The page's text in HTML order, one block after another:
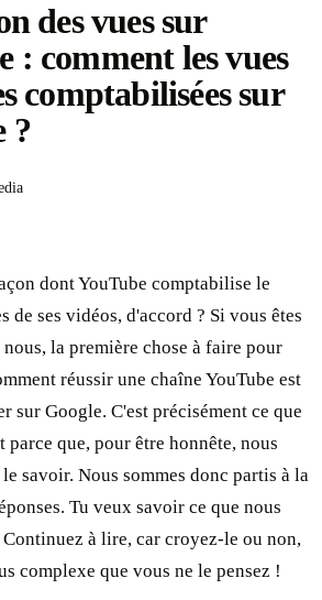
des vues sur
: comment les vues
comptabilisées sur
?
dont YouTube comptabilise le
de ses vidéos, d'accord ? Si vous êtes
la première chose à faire pour
réussir une chaîne YouTube est
sur Google. C'est précisément ce que
parce que, pour être honnête, nous
savoir. Nous sommes donc partis à la
Tu veux savoir ce que nous
à lire, car croyez-le ou non,
complexe que vous ne le pensez !